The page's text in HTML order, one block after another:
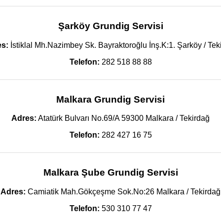
Şarköy Grundig Servisi
İstiklal Mh.Nazimbey Sk. Bayraktoroğlu İnş.K:1. Şarköy /
Telefon: 282 518 88 88
Malkara Grundig Servisi
Adres: Atatürk Bulvarı No.69/A 59300 Malkara / Tekirdağ
Telefon: 282 427 16 75
Malkara Şube Grundig Servisi
Adres: Camiatik Mah.Gökçeşme Sok.No:26 Malkara / Tekirdağ
Telefon: 530 310 77 47